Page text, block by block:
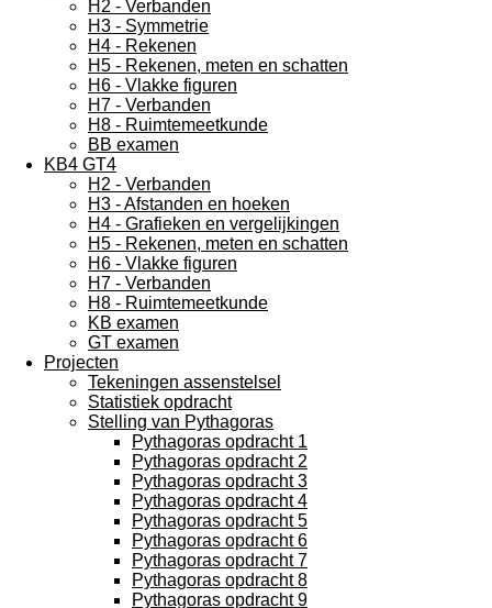
H2 - Verbanden
H3 - Symmetrie
H4 - Rekenen
H5 - Rekenen, meten en schatten
H6 - Vlakke figuren
H7 - Verbanden
H8 - Ruimtemeetkunde
BB examen
KB4 GT4
H2 - Verbanden
H3 - Afstanden en hoeken
H4 - Grafieken en vergelijkingen
H5 - Rekenen, meten en schatten
H6 - Vlakke figuren
H7 - Verbanden
H8 - Ruimtemeetkunde
KB examen
GT examen
Projecten
Tekeningen assenstelsel
Statistiek opdracht
Stelling van Pythagoras
Pythagoras opdracht 1
Pythagoras opdracht 2
Pythagoras opdracht 3
Pythagoras opdracht 4
Pythagoras opdracht 5
Pythagoras opdracht 6
Pythagoras opdracht 7
Pythagoras opdracht 8
Pythagoras opdracht 9